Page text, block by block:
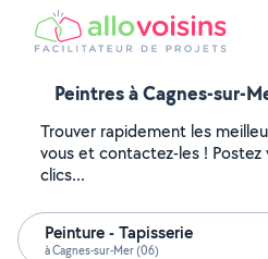
Peintres à Cagnes-sur-
Trouver rapidement les
vous et contactez-les !
clics...
Peinture - Tapisserie
à Cagnes-sur-Mer (06)